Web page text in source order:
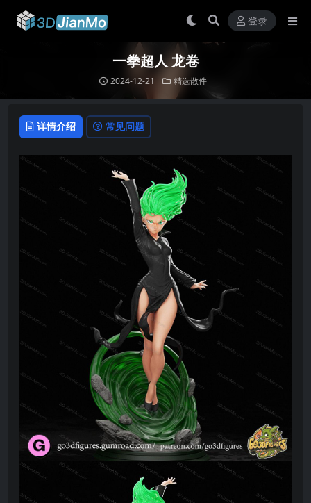
登录
一拳超人 龙卷
2024-12-21 精选散件
详情介绍 常见问题